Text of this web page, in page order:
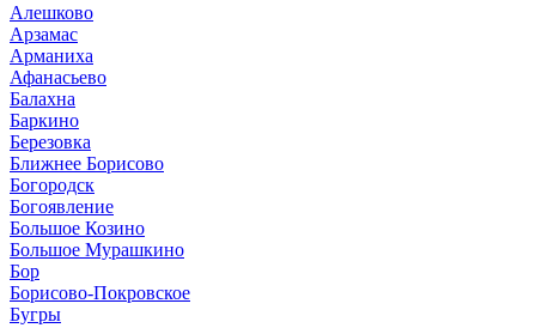
Алешково
Арзамас
Арманиха
Афанасьево
Балахна
Баркино
Березовка
Ближнее Борисово
Богородск
Богоявление
Большое Козино
Большое Мурашкино
Бор
Борисово-Покровское
Бугры